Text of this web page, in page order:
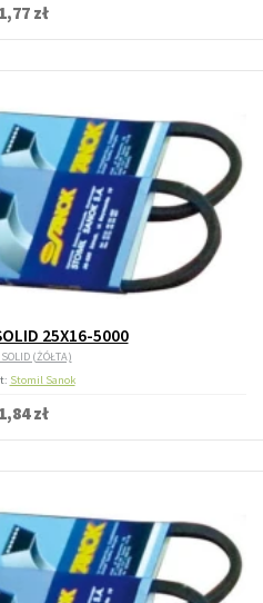
zł
25X16-5000
(ŻÓŁTA)
Stomil Sanok
zł